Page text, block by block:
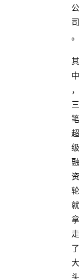
公
司
。
其
中
，
三
笔
超
级
融
资
轮
就
拿
走
了
大
头